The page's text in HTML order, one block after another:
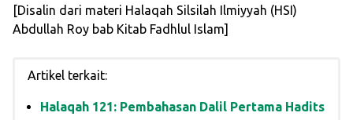
[Disalin dari materi Halaqah Silsilah Ilmiyyah (HSI)
Abdullah Roy bab Kitab Fadhlul Islam]
Artikel terkait:
Halaqah 121: Pembahasan Dalil Pertama Hadits